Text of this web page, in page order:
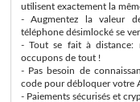
utilisent exactement la
- Augmentez la valeur
téléphone désimlocké se
- Tout se fait à distance:
occupons de tout !
- Pas besoin de
code pour débloquer votre
- Paiements sécurisés et